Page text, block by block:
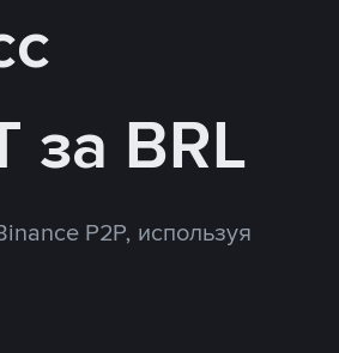
за BRL
P2P, используя